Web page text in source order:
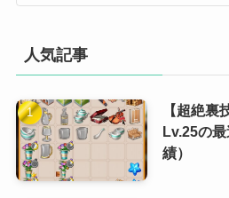
人気記事
【超絶裏
Lv.25の
績）